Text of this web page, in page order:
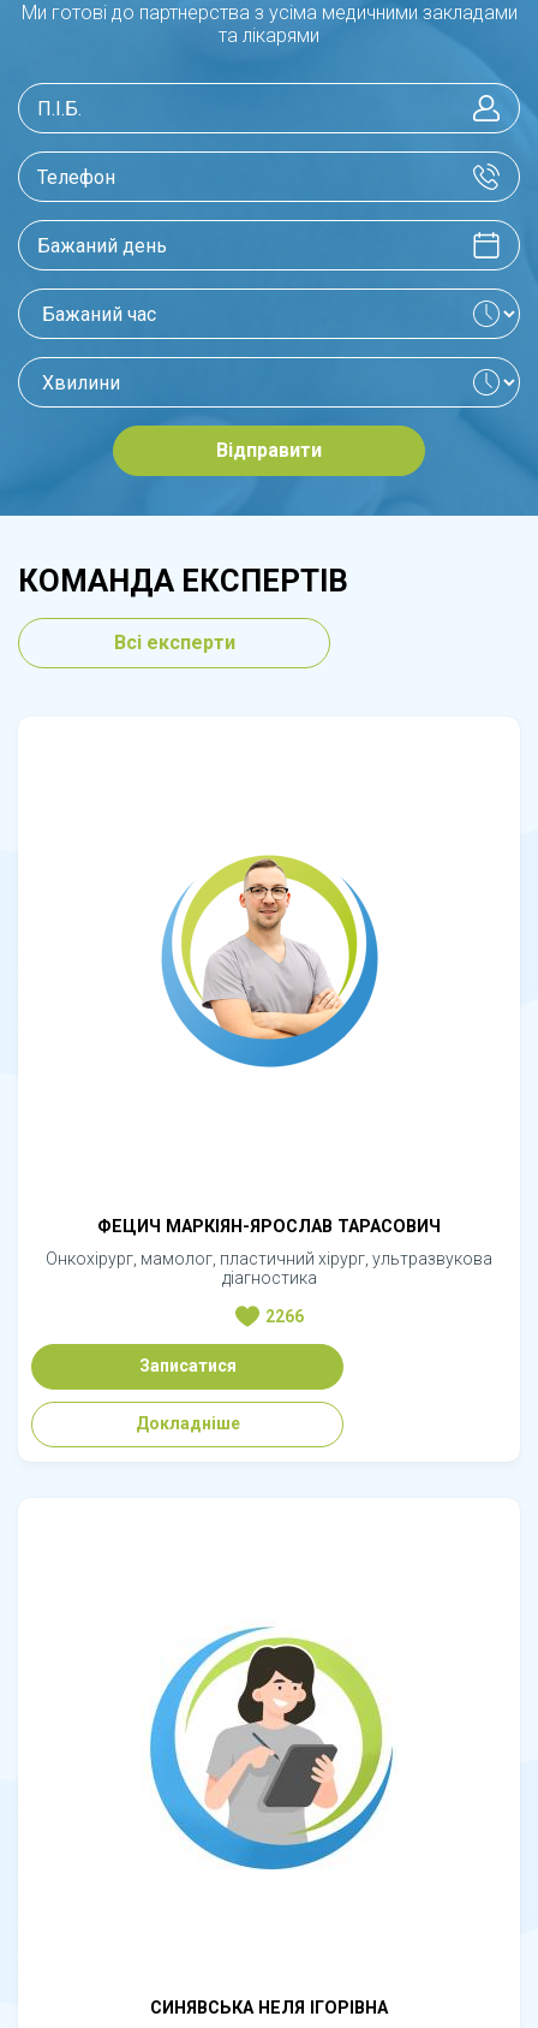
Ми готові до партнерства з усіма медичними закладами
та лікарями
Відправити
КОМАНДА ЕКСПЕРТІВ
Всі експерти
ФЕЦИЧ МАРКІЯН-ЯРОСЛАВ ТАРАСОВИЧ
Онкохірург, мамолог, пластичний хірург, ультразвукова
діагностика
2266
Записатися
Докладніше
СИНЯВСЬКА НЕЛЯ ІГОРІВНА